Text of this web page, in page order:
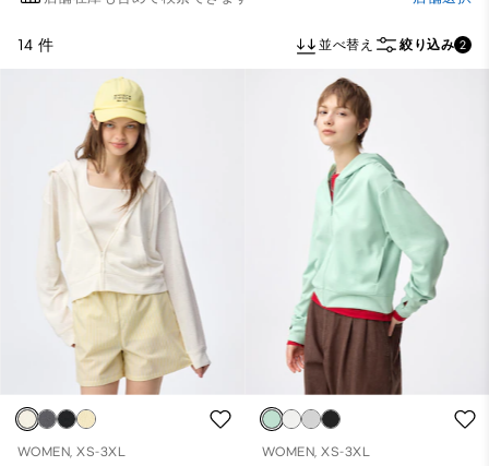
14 件 並べ替え 絞り込み 2
WOMEN, XS-3XL
WOMEN, XS-3XL